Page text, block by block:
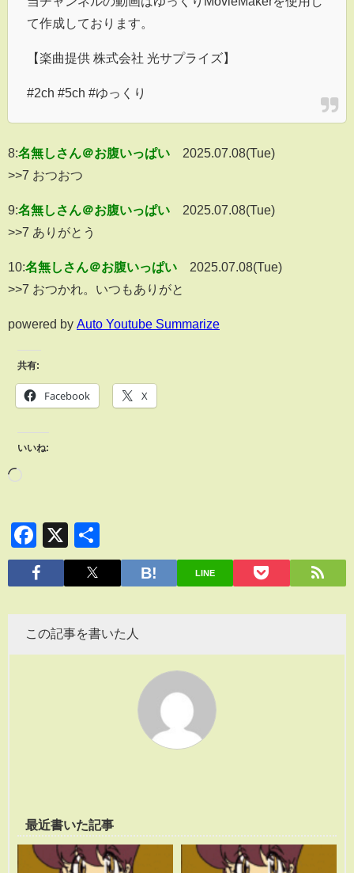
て作成しております。
【楽曲提供 株式会社 光サプライズ】
#2ch #5ch #ゆっくり
8:名無しさん＠お腹いっぱい
2025.07.08(Tue)
>>7 おつおつ
9:名無しさん＠お腹いっぱい
2025.07.08(Tue)
>>7 ありがとう
10:名無しさん＠お腹いっぱい
2025.07.08(Tue)
>>7 おつかれ。いつもありがと
powered by Auto Youtube Summarize
共有:
Facebook X
いいね:
Facebook
X
有
LINE
この記事を書いた人
最近書いた記事